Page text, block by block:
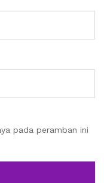
pada peramban ini